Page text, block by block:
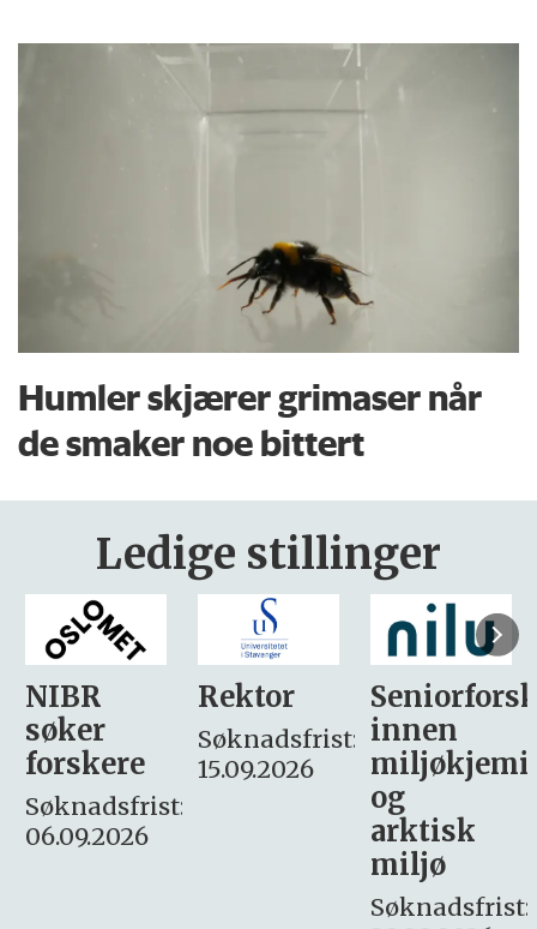
Humler skjærer grimaser når
de smaker noe bittert
Ledige stillinger
Rektor
Søknadsfrist:
15.09.2026
Seniorforsker
innen
miljøkjemi
søker
– fast
Søknadsfrist:
16. august.